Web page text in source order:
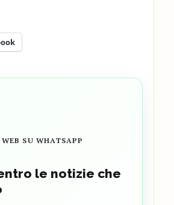
SU WHATSAPP
le notizie che